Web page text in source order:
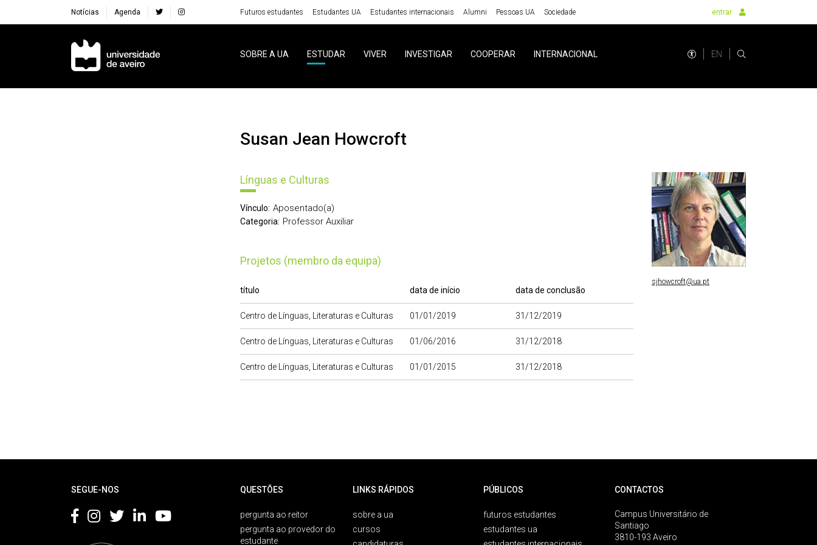
Notícias Agenda Futuros estudantes Estudantes UA Estudantes internacionais Alumni Pessoas UA Sociedade entrar
Navegação Principal
SOBRE A UA ESTUDAR VIVER INVESTIGAR COOPERAR INTERNACIONAL EN
Susan Jean Howcroft
Línguas e Culturas
Vínculo: Aposentado(a)
Categoria: Professor Auxiliar
Projetos (membro da equipa)
título data de início data de conclusão
Centro de Línguas, Literaturas e Culturas 01/01/2019 31/12/2019
Centro de Línguas, Literaturas e Culturas 01/06/2016 31/12/2018
Centro de Línguas, Literaturas e Culturas 01/01/2015 31/12/2018
sjhowcroft@ua.pt
SEGUE-NOS QUESTÕES
pergunta ao reitor
pergunta ao provedor do
estudante
LINKS RÁPIDOS
sobre a ua
cursos
PÚBLICOS
futuros estudantes
estudantes ua
CONTACTOS
Campus Universitário de
Santiago
3810-193 Aveiro